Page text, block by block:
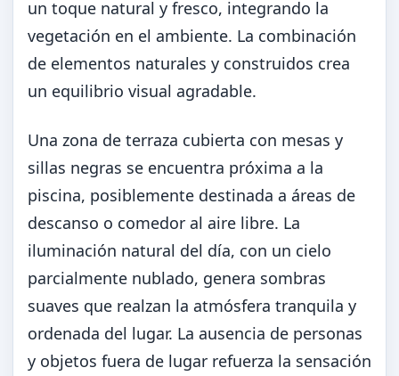
un toque natural y fresco, integrando la
vegetación en el ambiente. La combinación
de elementos naturales y construidos crea
un equilibrio visual agradable.
Una zona de terraza cubierta con mesas y
sillas negras se encuentra próxima a la
piscina, posiblemente destinada a áreas de
descanso o comedor al aire libre. La
iluminación natural del día, con un cielo
parcialmente nublado, genera sombras
suaves que realzan la atmósfera tranquila y
ordenada del lugar. La ausencia de personas
y objetos fuera de lugar refuerza la sensación